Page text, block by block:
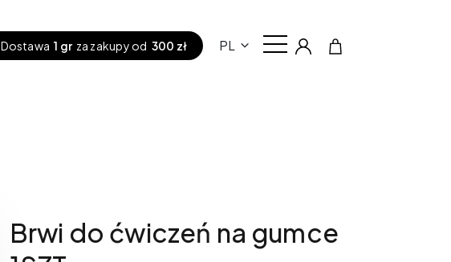
Dostawa 1 grza zakupy od 300 zł PL
Brwi do ćwiczeń na gumce